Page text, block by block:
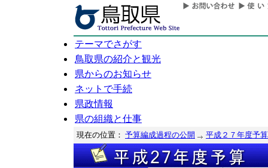
テーマでさがす
鳥取県の紹介と観光
県からのお知らせ
ネットで手続
県政情報
県の組織と仕事
現在の位置： 予算編成過程の公開 平成２７年度予算